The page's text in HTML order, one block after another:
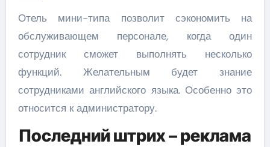
Отель мини-типа позволит сэкономить на
обслуживающем персонале, когда один
сотрудник сможет выполнять несколько
функций. Желательным будет знание
сотрудниками английского языка. Особенно это
относится к администратору.
Последний штрих – реклама